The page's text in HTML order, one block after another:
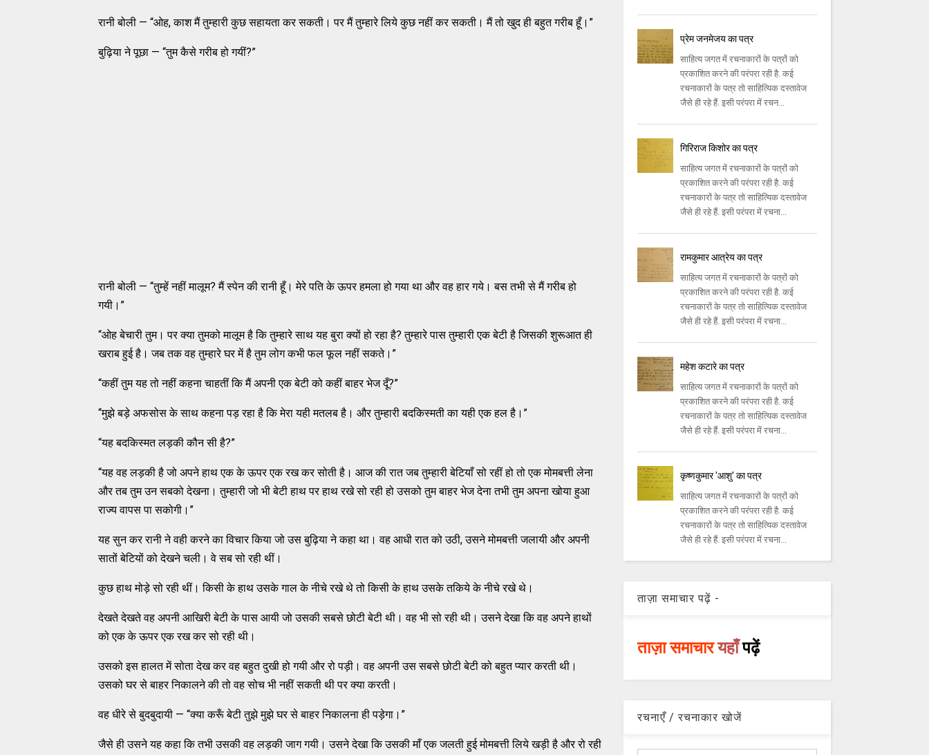
रानी बोली — “ओह, काश मैं तुम्हारी कुछ सहायता कर सकती। पर मैं तुम्हारे लिये कुछ नहीं कर सकती। मैं तो खुद ही बहुत गरीब हूँ।”
बुढ़िया ने पूछा — “तुम कैसे गरीब हो गयीं?”
रानी बोली — “तुम्हें नहीं मालूम? मैं स्पेन की रानी हूँ। मेरे पति के ऊपर हमला हो गया था और वह हार गये। बस तभी से मैं गरीब हो
गयी।”
“ओह बेचारी तुम। पर क्या तुमको मालूम है कि तुम्हारे साथ यह बुरा क्यों हो रहा है? तुम्हारे पास तुम्हारी एक बेटी है जिसकी शुरूआत ही
खराब हुई है। जब तक वह तुम्हारे घर में है तुम लोग कभी फल फूल नहीं सकते।”
“कहीं तुम यह तो नहीं कहना चाहतीं कि मैं अपनी एक बेटी को कहीं बाहर भेज दूँ?”
“मुझे बड़े अफसोस के साथ कहना पड़ रहा है कि मेरा यही मतलब है। और तुम्हारी बदकिस्मती का यही एक हल है।”
“यह बदकिस्मत लड़की कौन सी है?”
“यह वह लड़की है जो अपने हाथ एक के ऊपर एक रख कर सोती है। आज की रात जब तुम्हारी बेटियाँ सो रहीं हो तो एक मोमबत्ती लेना
और तब तुम उन सबको देखना। तुम्हारी जो भी बेटी हाथ पर हाथ रखे सो रही हो उसको तुम बाहर भेज देना तभी तुम अपना खोया हुआ
राज्य वापस पा सकोगी।”
यह सुन कर रानी ने वही करने का विचार किया जो उस बुढ़िया ने कहा था। वह आधी रात को उठी, उसने मोमबत्ती जलायी और अपनी
सातों बेटियों को देखने चली। वे सब सो रही थीं।
कुछ हाथ मोड़े सो रही थीं। किसी के हाथ उसके गाल के नीचे रखे थे तो किसी के हाथ उसके तकिये के नीचे रखे थे।
देखते देखते वह अपनी आखिरी बेटी के पास आयी जो उसकी सबसे छोटी बेटी थी। वह भी सो रही थी। उसने देखा कि वह अपने हाथों
को एक के ऊपर एक रख कर सो रही थी।
उसको इस हालत में सोता देख कर वह बहुत दुखी हो गयी और रो पड़ी। वह अपनी उस सबसे छोटी बेटी को बहुत प्यार करती थी।
उसको घर से बाहर निकालने की तो वह सोच भी नहीं सकती थी पर क्या करती।
वह धीरे से बुदबुदायी — “क्या करूँ बेटी तुझे मुझे घर से बाहर निकालना ही पड़ेगा।”
जैसे ही उसने यह कहा कि तभी उसकी वह लड़की जाग गयी। उसने देखा कि उसकी माँ एक जलती हुई मोमबत्ती लिये खड़ी है और रो रही
प्रेम जनमेजय का पत्र
साहित्य जगत में रचनाकारों के पत्रों को
प्रकाशित करने की परंपरा रही है. कई
रचनाकारों के पत्र तो साहित्यिक दस्तावेज
जैसे ही रहे हैं. इसी परंपरा में रचन...
गिरिराज किशोर का पत्र
साहित्य जगत में रचनाकारों के पत्रों को
प्रकाशित करने की परंपरा रही है. कई
रचनाकारों के पत्र तो साहित्यिक दस्तावेज
जैसे ही रहे हैं. इसी परंपरा में रचना...
रामकुमार आत्रेय का पत्र
साहित्य जगत में रचनाकारों के पत्रों को
प्रकाशित करने की परंपरा रही है. कई
रचनाकारों के पत्र तो साहित्यिक दस्तावेज
जैसे ही रहे हैं. इसी परंपरा में रचना...
महेश कटारे का पत्र
साहित्य जगत में रचनाकारों के पत्रों को
प्रकाशित करने की परंपरा रही है. कई
रचनाकारों के पत्र तो साहित्यिक दस्तावेज
जैसे ही रहे हैं. इसी परंपरा में रचना...
कृष्णकुमार 'आशु' का पत्र
साहित्य जगत में रचनाकारों के पत्रों को
प्रकाशित करने की परंपरा रही है. कई
रचनाकारों के पत्र तो साहित्यिक दस्तावेज
जैसे ही रहे हैं. इसी परंपरा में रचना...
ताज़ा समाचार पढ़ें -
ताज़ा समाचारयहाँपढ़ें
रचनाएँ / रचनाकार खोजें